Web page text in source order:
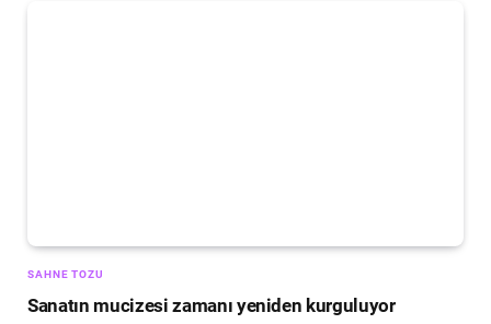
SAHNE TOZU
Sanatın mucizesi zamanı yeniden kurguluyor